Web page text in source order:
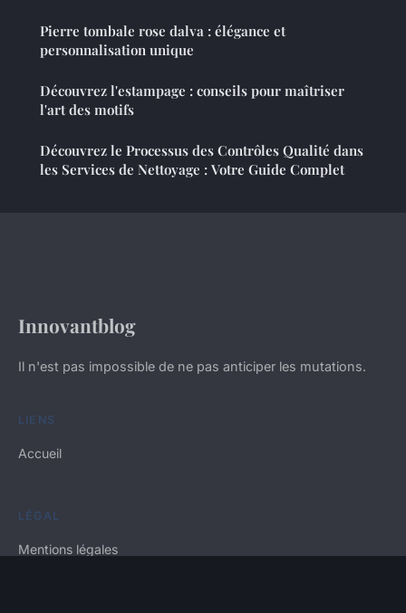
Pierre tombale rose dalva : élégance et
personnalisation unique
Découvrez l'estampage : conseils pour maîtriser
l'art des motifs
Découvrez le Processus des Contrôles Qualité dans
les Services de Nettoyage : Votre Guide Complet
Innovantblog
Il n'est pas impossible de ne pas anticiper les mutations.
LIENS
Accueil
LÉGAL
Mentions légales